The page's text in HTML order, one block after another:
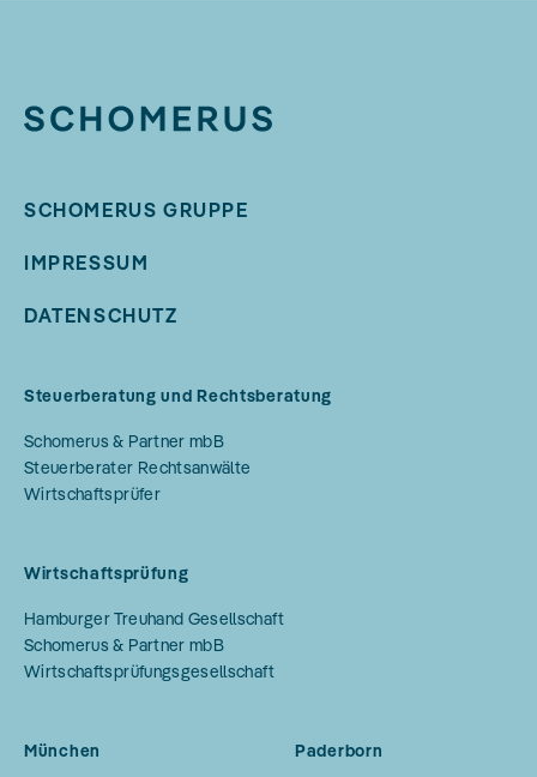
SCHOMERUS GRUPPE
IMPRESSUM
DATENSCHUTZ
Steuerberatung und Rechtsberatung
Schomerus & Partner mbB
Steuerberater Rechtsanwälte
Wirtschaftsprüfer
Wirtschaftsprüfung
Hamburger Treuhand Gesellschaft
Schomerus & Partner mbB
Wirtschaftsprüfungsgesellschaft
München Paderborn